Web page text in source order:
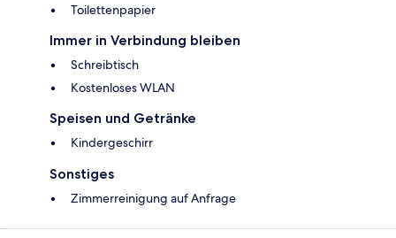
Toilettenpapier
Immer in Verbindung bleiben
Schreibtisch
Kostenloses WLAN
Speisen und Getränke
Kindergeschirr
Sonstiges
Zimmerreinigung auf Anfrage